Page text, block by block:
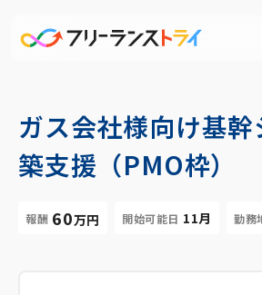
ガス会社様向け基
築支援（PMO枠）
報酬 60万円 開始可能日 11月 勤務